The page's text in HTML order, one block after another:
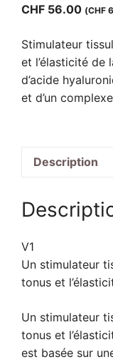
CHF 56.00 (CHF
Stimulateur
et l’élasticité de
d’acide
et d’un
Description
V1
Un stimulateur
tonus et
Un stimulateur
tonus et
est basée sur